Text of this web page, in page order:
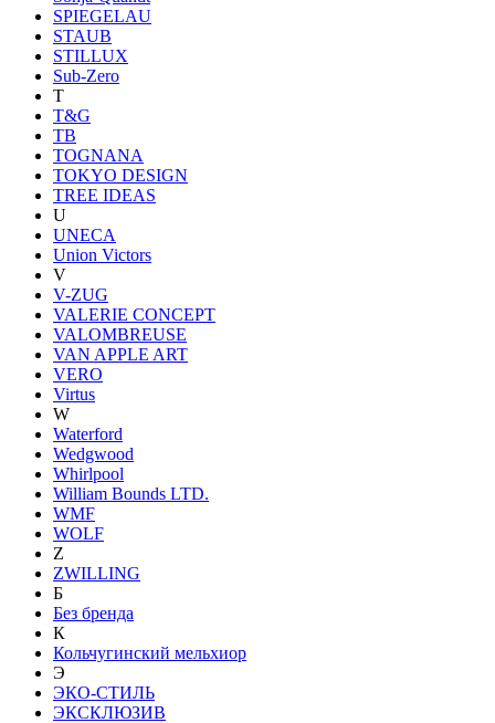
SPIEGELAU
STAUB
STILLUX
Sub-Zero
T
T&G
TB
TOGNANA
TOKYO DESIGN
TREE IDEAS
U
UNECA
Union Victors
V
V-ZUG
VALERIE CONCEPT
VALOMBREUSE
VAN APPLE ART
VERO
Virtus
W
Waterford
Wedgwood
Whirlpool
William Bounds LTD.
WMF
WOLF
Z
ZWILLING
Б
Без бренда
К
Кольчугинский мельхиор
Э
ЭКО-СТИЛЬ
ЭКСКЛЮЗИВ